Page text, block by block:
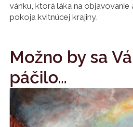
vánku, ktorá láka na objavovanie
pokoja kvitnúcej krajiny.
Možno by sa
páčilo…